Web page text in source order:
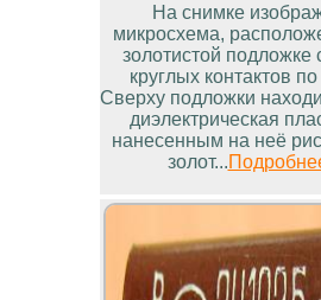
На снимке
микросхема,
золотистой подложке
круглых контактов
Сверху подложки
диэлектрическая
нанесенным на неё
золот...